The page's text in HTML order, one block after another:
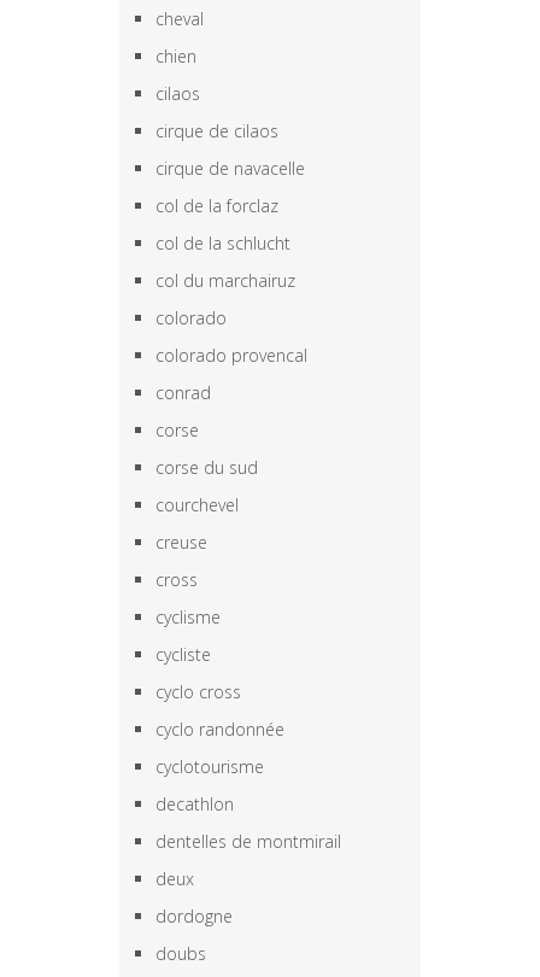
cheval
chien
cilaos
cirque de cilaos
cirque de navacelle
col de la forclaz
col de la schlucht
col du marchairuz
colorado
colorado provencal
conrad
corse
corse du sud
courchevel
creuse
cross
cyclisme
cycliste
cyclo cross
cyclo randonnée
cyclotourisme
decathlon
dentelles de montmirail
deux
dordogne
doubs